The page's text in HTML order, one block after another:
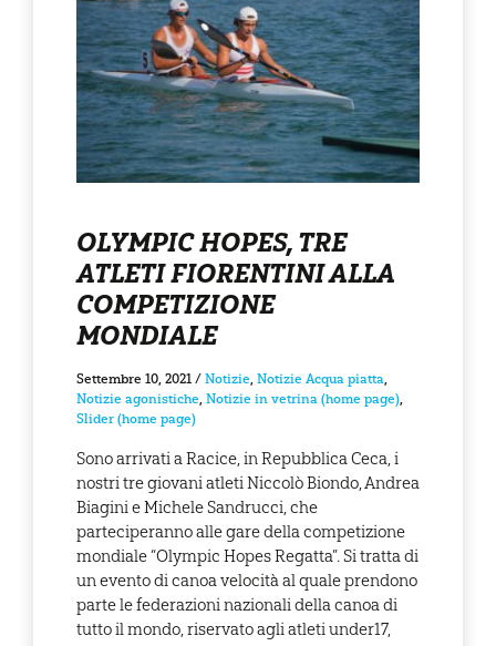
OLYMPIC HOPES, TRE
ATLETI FIORENTINI ALLA
COMPETIZIONE
MONDIALE
Settembre 10, 2021 / Notizie, Notizie Acqua piatta,
Notizie agonistiche, Notizie in vetrina (home page),
Slider (home page)
Sono arrivati a Racice, in Repubblica Ceca, i
nostri tre giovani atleti Niccolò Biondo, Andrea
Biagini e Michele Sandrucci, che
parteciperanno alle gare della competizione
mondiale “Olympic Hopes Regatta”. Si tratta di
un evento di canoa velocità al quale prendono
parte le federazioni nazionali della canoa di
tutto il mondo, riservato agli atleti under17,